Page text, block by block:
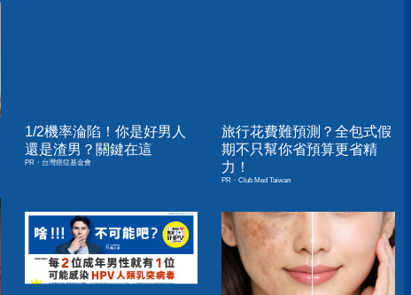
1/2機率淪陷！你是好男人
還是渣男？關鍵在這
PR・台灣癌症基金會
旅行花費難預測？全包式假
期不只幫你省預算更省精
力！
PR・Club Med Taiwan